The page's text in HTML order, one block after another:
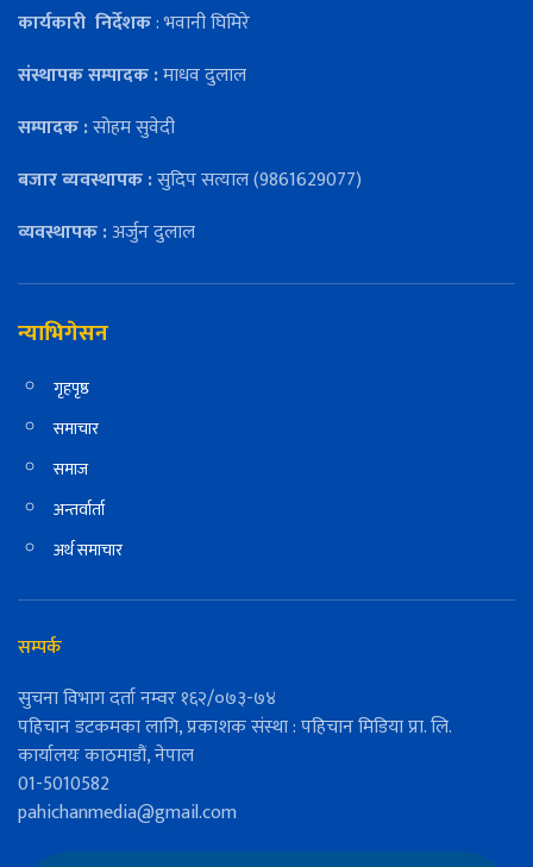
कार्यकारी निर्देशक: भवानी घिमिरे
संस्थापक सम्पादक :माधव दुलाल
सम्पादक :सोहम सुवेदी
बजार ब्यवस्थापक :सुदिप सत्याल (9861629077)
व्यवस्थापक :अर्जुन दुलाल
न्याभिगेसन
गृहपृष्ठ
समाचार
समाज
अन्तर्वार्ता
अर्थ समाचार
सम्पर्क
सुचना विभाग दर्ता नम्वर १६२/०७३-७४
पहिचान डटकमका लागि, प्रकाशक संस्था : पहिचान मिडिया प्रा. लि.
कार्यालयः काठमाडौं, नेपाल
01-5010582
pahichanmedia@gmail.com